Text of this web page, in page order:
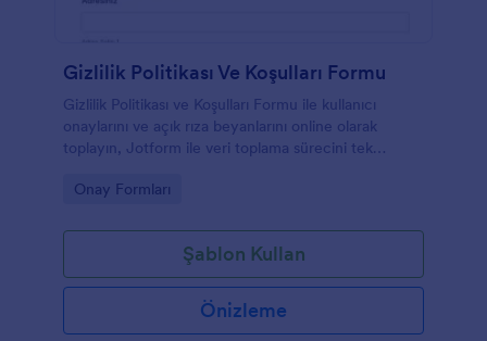
Gizlilik Politikası Ve Koşulları Formu
Gizlilik Politikası ve Koşulları Formu ile kullanıcı
onaylarını ve açık rıza beyanlarını online olarak
toplayın, Jotform ile veri toplama sürecini tek
Go to Category:
Onay Formları
Şablon Kullan
Önizleme